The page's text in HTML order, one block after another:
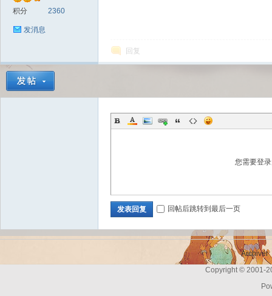
uz!
积分 2360
发消息
回复
您需要登
发表回复 回帖后跳转到最后一页
Archiver
Copyright © 2001-